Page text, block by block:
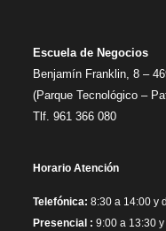
Escuela de Negocios
Benjamín Franklin, 8 –
(Parque Tecnológico –
Tlf. 961 366 080
Horario Atención
Telefónica: 8:30 a 14:00 y
Presencial : 9:00 a 13:30